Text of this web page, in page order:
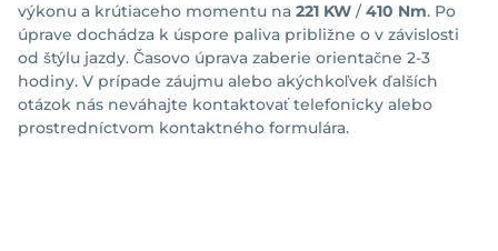
výkonu a krútiaceho momentu na 221 KW /410 Nm. Po
úprave dochádza k úspore paliva približne o v závislosti
od štýlu jazdy. Časovo úprava zaberie orientačne 2-3
hodiny. V prípade záujmu alebo akýchkoľvek ďalších
otázok nás neváhajte kontaktovať telefonicky alebo
prostredníctvom kontaktného formulára.